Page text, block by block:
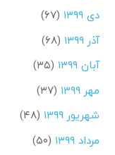
دی ۱۳۹۹
(۶۷)
آذر ۱۳۹۹
(۶۸)
آبان ۱۳۹۹
(۳۵)
مهر ۱۳۹۹
(۳۷)
شهریور ۱۳۹۹
(۴۸)
مرداد ۱۳۹۹
(۵۰)